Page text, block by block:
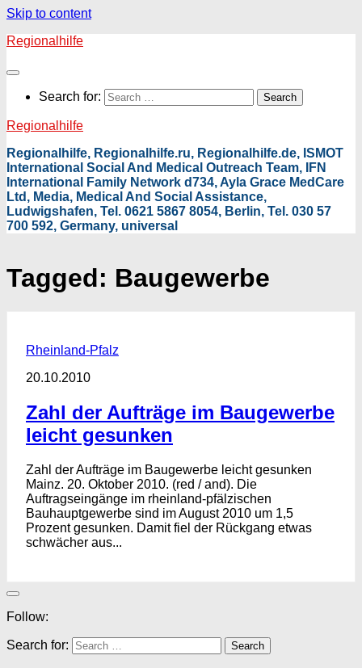
Skip to content
Regionalhilfe
Search for:
Regionalhilfe
Regionalhilfe, Regionalhilfe.ru, Regionalhilfe.de, ISMOT
International Social And Medical Outreach Team, IFN
International Family Network d734, Ayla Grace MedCare
Ltd, Media, Medical And Social Assistance,
Ludwigshafen, Tel. 0621 5867 8054, Berlin, Tel. 030 57
700 592, Germany, universal
Tagged: Baugewerbe
Rheinland-Pfalz
20.10.2010
Zahl der Aufträge im Baugewerbe
leicht gesunken
Zahl der Aufträge im Baugewerbe leicht gesunken
Mainz. 20. Oktober 2010. (red / and). Die
Auftragseingänge im rheinland-pfälzischen
Bauhauptgewerbe sind im August 2010 um 1,5
Prozent gesunken. Damit fiel der Rückgang etwas
schwächer aus...
Follow:
Search for: